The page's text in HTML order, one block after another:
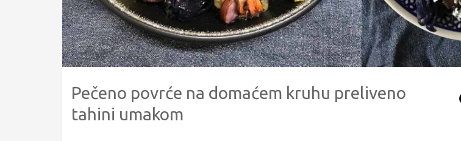
Pečeno povrće na domaćem kruhu preliveno
tahini umakom